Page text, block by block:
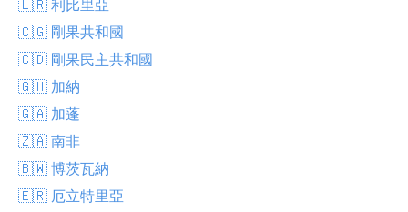
🇱🇷 利比里亞
🇨🇬 剛果共和國
🇨🇩 剛果民主共和國
🇬🇭 加納
🇬🇦 加蓬
🇿🇦 南非
🇧🇼 博茨瓦納
🇪🇷 厄立特里亞